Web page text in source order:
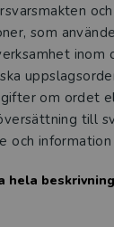
som
inom
om ordet
till
och information
hänvisning till
hela